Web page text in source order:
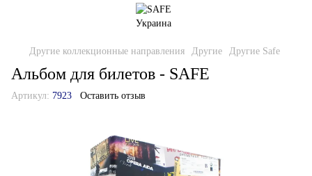
Другие коллекционные направления Другие Другие Safe
Альбом для билетов - SAFE
Артикул: 7923 Оставить отзыв